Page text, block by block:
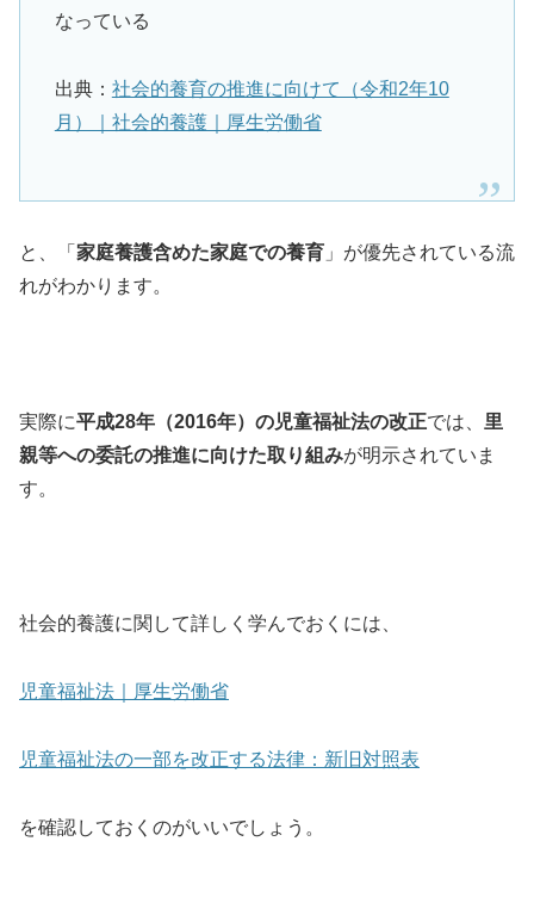
なっている
出典： 社会的養育の推進に向けて（令和2年10
月）｜社会的養護｜厚生労働省
と、「 家庭養護含めた家庭での養育 」が優先されている流
れがわかります。
実際に平成28年（2016年）の児童福祉法の改正では、 里
親等への委託の推進に向けた取り組みが明示されていま
す。
社会的養護に関して詳しく学んでおくには、
児童福祉法｜厚生労働省
児童福祉法の一部を改正する法律：新旧対照表
を確認しておくのがいいでしょう。